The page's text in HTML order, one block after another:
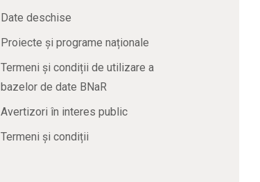
Date deschise
Proiecte și programe naționale
Termeni și condiții de utilizare a
bazelor de date BNaR
Avertizori în interes public
Termeni și condiții